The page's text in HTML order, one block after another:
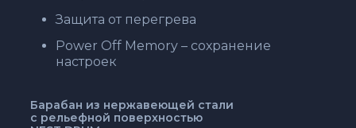
Защита от перегрева
Power Off Memory – сохранение
настроек
Барабан из нержавеющей стали
с рельефной поверхностью